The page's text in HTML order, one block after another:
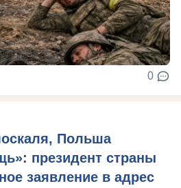
0
Польша
президент страны
заявление в адрес